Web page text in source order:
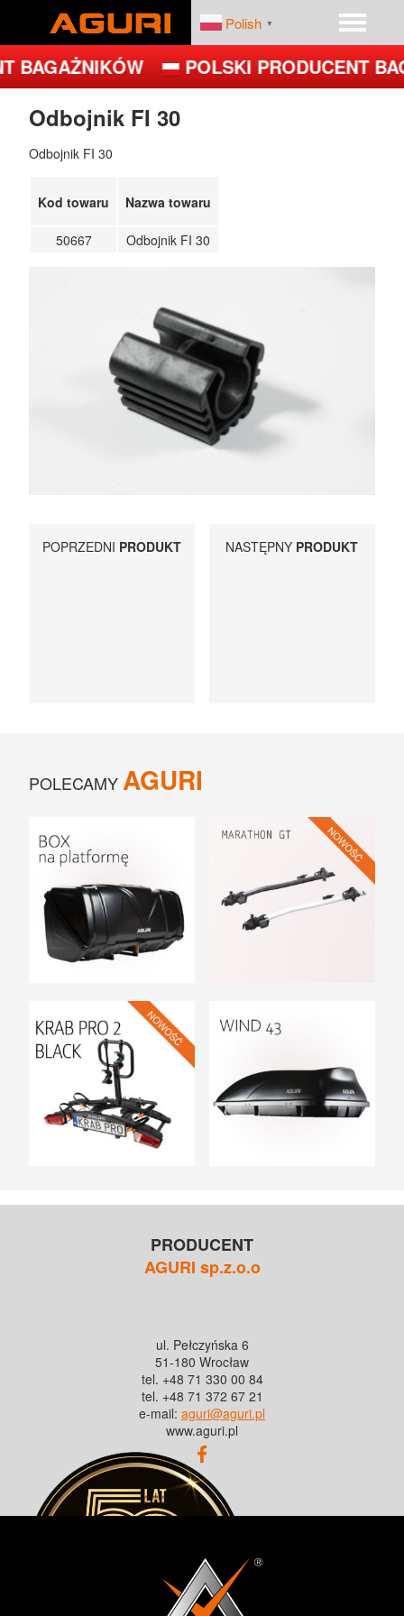
START
PRODUKTY
PLATFORMY ROWEROWE
BAGAŻNIKI BAZOWE
BOXY DACHOWE – BOXY NA DACH
UCHWYTY ROWEROWE NA HAK
UCHWYTY ROWEROWE NA TYLNĄ KLAPĘ
DEALERZY
FIRMA
Polish ▼
BAGAŻNIKÓW POLSKI PRODUCENT
Odbojnik FI 30
Odbojnik FI 30
Kod towaru Nazwa towaru
50667 Odbojnik FI 30
POPRZEDNI PRODUKT NASTĘPNY PRODUKT
POLECAMYAGURI
PRODUCENT
AGURI sp.z.o.o
ul. Pełczyńska 6
51-180 Wrocław
tel. +48 71 330 00 84
tel. +48 71 372 67 21
e-mail: aguri@aguri.pl
www.aguri.pl
